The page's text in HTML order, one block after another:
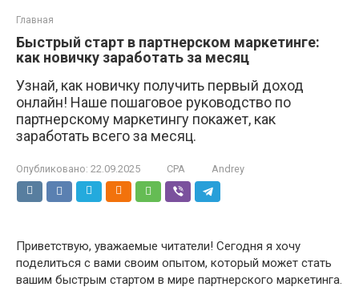
Главная
Быстрый старт в партнерском маркетинге:
как новичку заработать за месяц
Узнай, как новичку получить первый доход
онлайн! Наше пошаговое руководство по
партнерскому маркетингу покажет, как
заработать всего за месяц.
Опубликовано: 22.09.2025 CPA Andrey
Приветствую, уважаемые читатели! Сегодня я хочу
поделиться с вами своим опытом, который может стать
вашим быстрым стартом в мире партнерского маркетинга.